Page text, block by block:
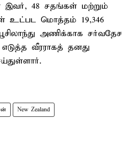
இவர், 48 சதங்கள் மற்றும்
உட்பட மொத்தம் 19,346
அணிக்காக சர்வதேச
வீரராகத் தனது
New Zealand